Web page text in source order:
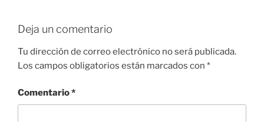
Deja un comentario
Tu dirección de correo electrónico no será publicada.
Los campos obligatorios están marcados con *
Comentario*